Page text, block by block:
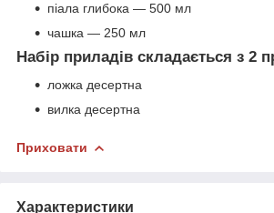
піала глибока — 500 мл
чашка — 250 мл
Набір приладів складається з 2
ложка десертна
вилка десертна
Приховати
Характеристики